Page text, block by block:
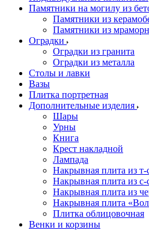
Памятники на могилу из
Памятники из
Памятники из
Оградки
Оградки из гранита
Оградки из металла
Столы и лавки
Вазы
Плитка портретная
Дополнительные изделия
Шары
Урны
Книга
Крест накладной
Лампада
Накрывная плита из т-
Накрывная плита из с-
Накрывная плита из
Накрывная плита
Плитка облицовочная
Венки и корзины